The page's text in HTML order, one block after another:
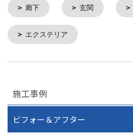
廊下 玄関
エクステリア
施工事例
ビフォー＆アフター